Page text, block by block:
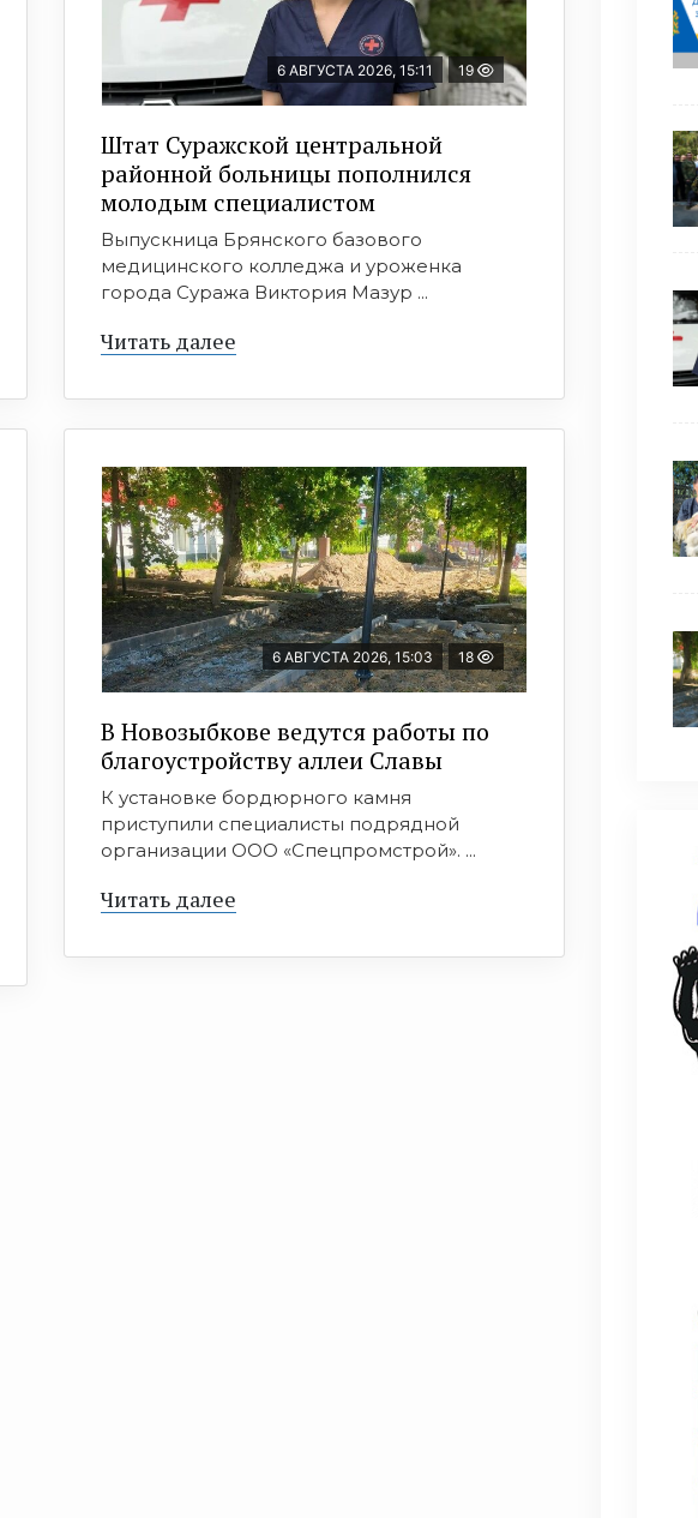
6 АВГУСТА 2026, 15:11 19
Штат Суражской центральной
районной больницы пополнился
молодым специалистом
Выпускница Брянского базового
медицинского колледжа и уроженка
города Суража Виктория Мазур ...
Читать далее
6 АВГУСТА 2026, 15:03 18
В Новозыбкове ведутся работы по
благоустройству аллеи Славы
К установке бордюрного камня
приступили специалисты подрядной
организации ООО «Спецпромстрой». ...
Читать далее